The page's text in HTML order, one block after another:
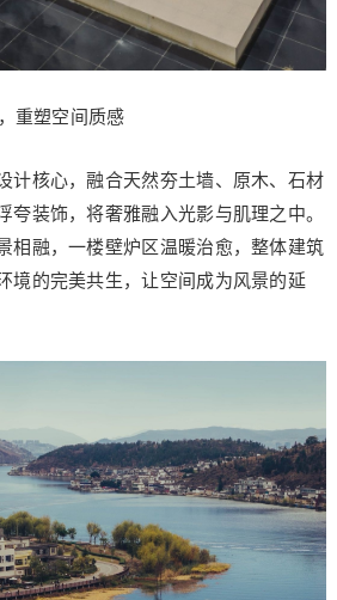
重塑空间质感
计核心，融合天然夯土墙、原木、石材
夸装饰，将奢雅融入光影与肌理之中。
相融，一楼壁炉区温暖治愈，整体建筑
境的完美共生，让空间成为风景的延